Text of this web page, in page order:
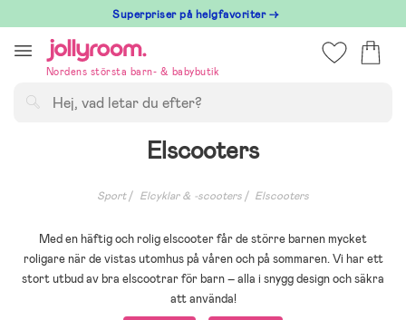
till
innehållet
Superpriser på helgfavoriter →
Nordens största barn- & babybutik
Elscooters
Sport Elcyklar & -scooters Elscooters
Med en häftig och rolig elscooter får de större barnen mycket
roligare när de vistas utomhus på våren och på sommaren. Vi har ett
stort utbud av bra elscootrar för barn – alla i snygg design och säkra
att använda!